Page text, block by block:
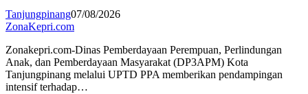
Tanjungpinang07/08/2026
ZonaKepri.com
Zonakepri.com-Dinas Pemberdayaan Perempuan, Perlindungan
Anak, dan Pemberdayaan Masyarakat (DP3APM) Kota
Tanjungpinang melalui UPTD PPA memberikan pendampingan
intensif terhadap…